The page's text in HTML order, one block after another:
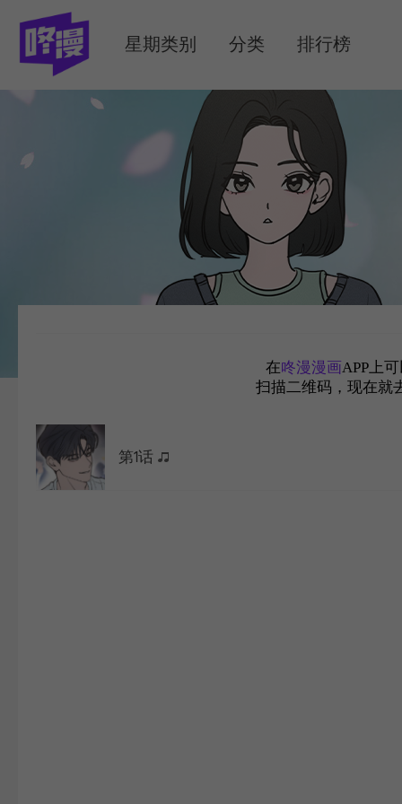
WEBTOON
星期类别 分类 排行榜
在咚漫漫画APP上
扫描二维码，现在就
第1话